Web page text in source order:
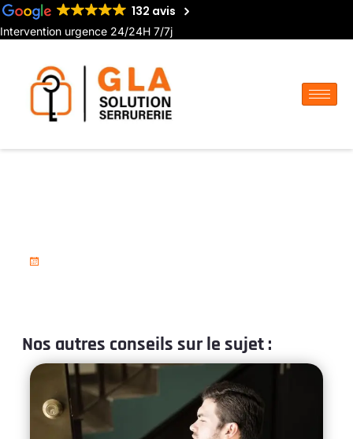
132 avis
Intervention urgence 24/24H 7/7j
Nos autres conseils sur le sujet :